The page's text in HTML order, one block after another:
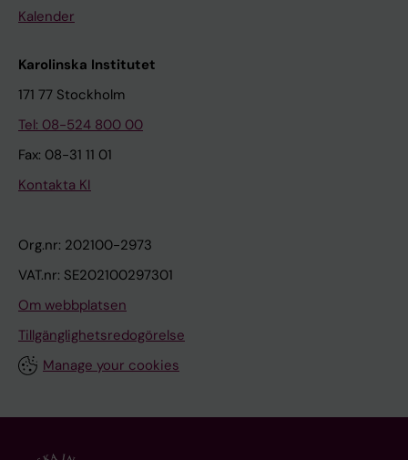
Kalender
Karolinska Institutet
171 77 Stockholm
Tel: 08-524 800 00
Fax: 08-31 11 01
Kontakta KI
Org.nr: 202100-2973
VAT.nr: SE202100297301
Om webbplatsen
Tillgänglighetsredogörelse
Manage your cookies